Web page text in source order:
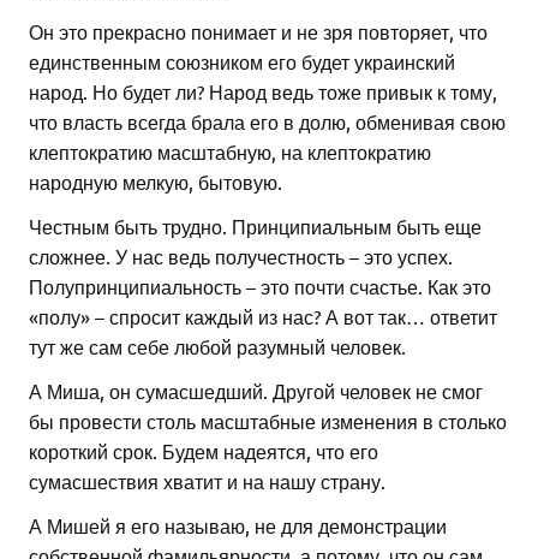
Он это прекрасно понимает и не зря повторяет, что
единственным союзником его будет украинский
народ. Но будет ли? Народ ведь тоже привык к тому,
что власть всегда брала его в долю, обменивая свою
клептократию масштабную, на клептократию
народную мелкую, бытовую.
Честным быть трудно. Принципиальным быть еще
сложнее. У нас ведь получестность – это успех.
Полупринципиальность – это почти счастье. Как это
«полу» – спросит каждый из нас? А вот так… ответит
тут же сам себе любой разумный человек.
А Миша, он сумасшедший. Другой человек не смог
бы провести столь масштабные изменения в столько
короткий срок. Будем надеятся, что его
сумасшествия хватит и на нашу страну.
А Мишей я его называю, не для демонстрации